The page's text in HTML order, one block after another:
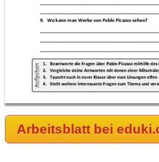
Arbeitsblatt bei